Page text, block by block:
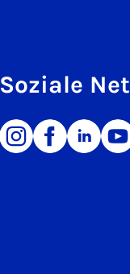
Soziale